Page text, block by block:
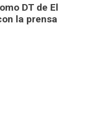
DT de El
la prensa